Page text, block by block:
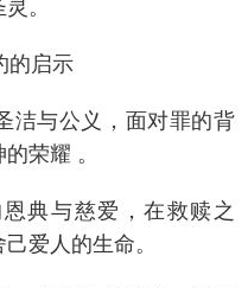
。
的启示
洁与公义，面对罪的背
荣耀 。
典与慈爱，在救赎之
爱人的生命。